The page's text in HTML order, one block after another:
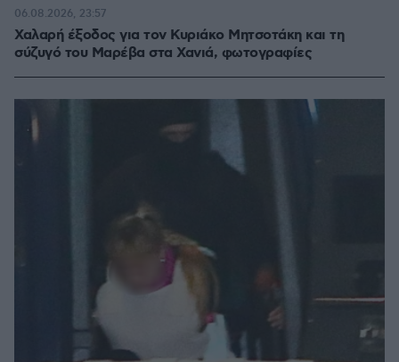
Χαλαρή έξοδος για τον Κυριάκο Μητσοτάκη και τη
σύζυγό του Μαρέβα στα Χανιά, φωτογραφίες
06.08.2026, 23:57